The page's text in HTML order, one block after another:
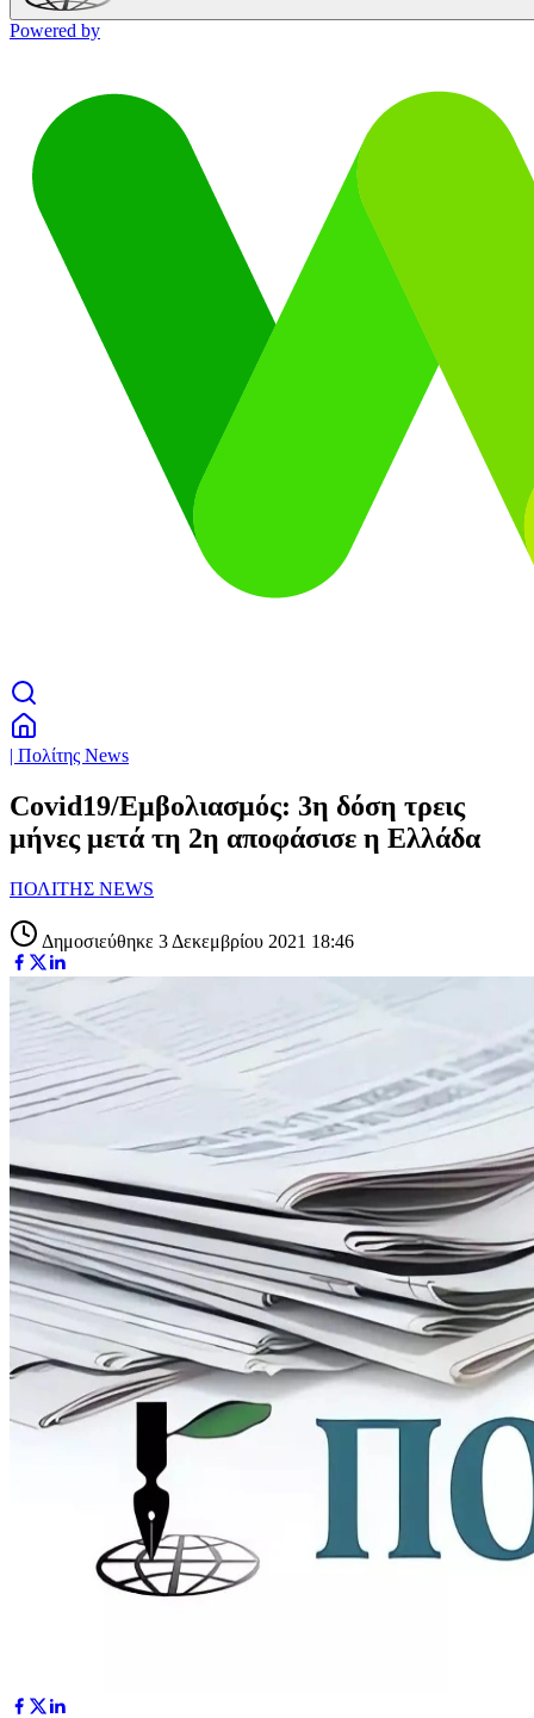
Powered by
| Πολίτης News
Covid19/Εμβολιασμός: 3η δόση τρεις
μήνες μετά τη 2η αποφάσισε η Ελλάδα
ΠΟΛΙΤΗΣ NEWS
Δημοσιεύθηκε 3 Δεκεμβρίου 2021 18:46